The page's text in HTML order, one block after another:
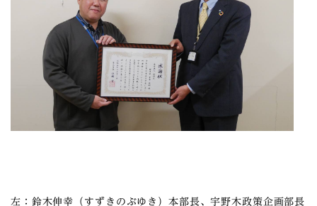
左：鈴木伸幸（すずきのぶゆき）本部長、宇野木政策企画部長